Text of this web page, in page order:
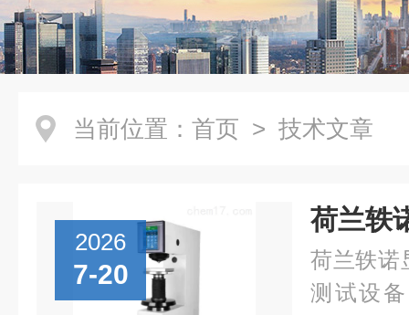
当前位置： 首页 > 技术文章
2026
7-20
荷兰轶诺
测试设